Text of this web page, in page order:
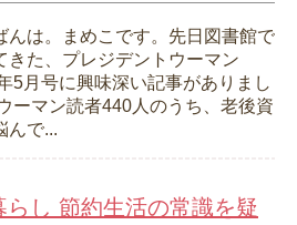
んは。まめこです。先日図書館で
きた、プレジデントウーマン
5月号に興味深い記事がありまし
ーマン読者440人のうち、老後資
んで...
し 節約生活の常識を疑